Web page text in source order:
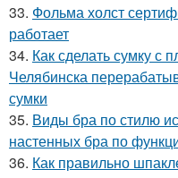
33. Фольма холст
работает
34. Как сделать сумку с
Челябинска
сумки
35. Виды бра по стилю
настенных бра по
36. Как правильно